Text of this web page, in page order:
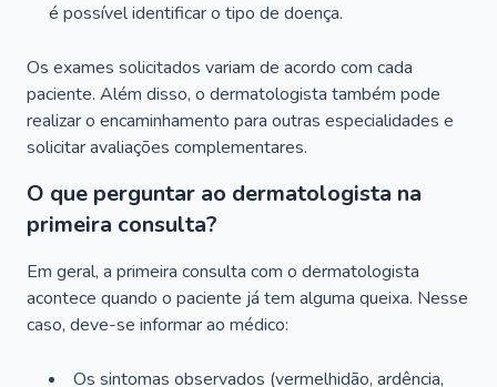
é possível identificar o tipo de doença.
Os exames solicitados variam de acordo com cada
paciente. Além disso, o dermatologista também pode
realizar o encaminhamento para outras especialidades e
solicitar avaliações complementares.
O que perguntar ao dermatologista na
primeira consulta?
Em geral, a primeira consulta com o dermatologista
acontece quando o paciente já tem alguma queixa. Nesse
caso, deve-se informar ao médico:
Os sintomas observados (vermelhidão, ardência,